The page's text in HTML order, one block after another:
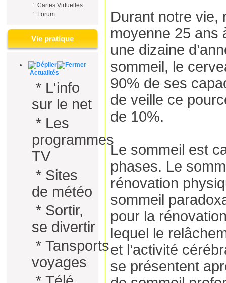
° Cartes Virtuelles
° Forum
Vie pratique
Actualités
* L'info
sur le net
* Les
programmes
TV
* Sites
de météo
* Sortir,
se divertir
* Tansports
voyages
Durant notre vie,
moyenne 25 ans
une dizaine
sommeil, le
90% de ses
de veille ce
de 10%.
Le sommeil est
phases. Le
rénovation
sommeil
pour la
lequel le
et l’activité
se présentent